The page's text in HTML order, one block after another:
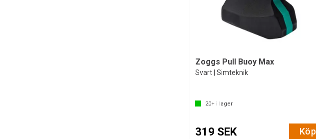
Zoggs Pull Buoy Max
Svart | Simteknik
20+i lager
319 SEK Köp